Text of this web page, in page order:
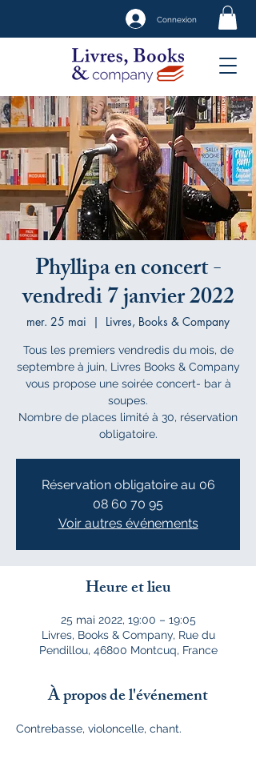
Connexion
Phyllipa en concert -
vendredi 7 janvier 2022
mer. 25 mai
  |
Livres, Books & Company
Tous les premiers vendredis du mois, de
septembre à juin, Livres Books & Company
vous propose une soirée concert- bar à
soupes.
Nombre de places limité à 30, réservation
obligatoire.
Réservation obligatoire au 06
08 60 70 95
Voir autres événements
Heure et lieu
25 mai 2022, 19:00 – 19:05
Livres, Books & Company, Rue du
Pendillou, 46800 Montcuq, France
À propos de l'événement
Contrebasse, violoncelle, chant.